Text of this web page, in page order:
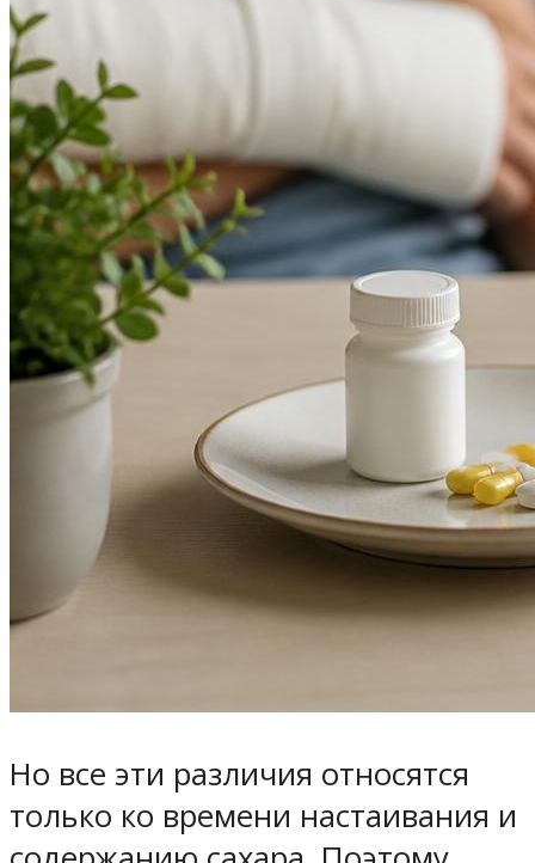
Но все эти различия относятся
только ко времени настаивания и